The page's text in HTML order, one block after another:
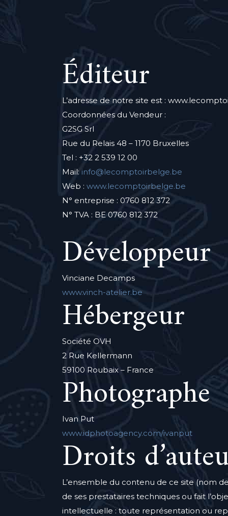
Éditeur
L’adresse de notre site est :
Coordonnées du Vendeur :
G2SG Srl
Rue du Relais 48 – 1170 Bruxelles
Tel : +32 2 539 12 00
Mail:info@lecomptoirbelge.be
Web : www.lecomptoirbelge.be
N° entreprise : 0760 812 372
N° TVA : BE 0760 812 372
Développeur
Vinciane Decamps
www.vinch-atelier.be
Hébergeur
Société OVH
2 Rue Kellermann
59100 Roubaix – France
Photographe
Ivan Put
www.idphotoagency.com/ivanput
Droits
L’ensemble du contenu de ce site (nom
de ses prestataires techniques ou fait
intellectuelle : toute représentation ou